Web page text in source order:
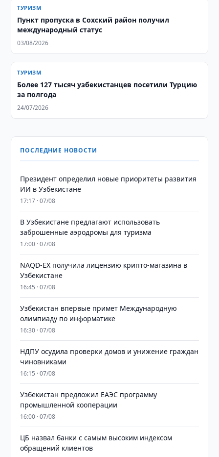
ТУРИЗМ
Пункт пропуска в Сохский район получил
международный статус
03/08/2026
ТУРИЗМ
Более 127 тысяч узбекистанцев посетили Турцию
за полгода
24/07/2026
ПОСЛЕДНИЕ НОВОСТИ
Президент определил новые приоритеты развития
ИИ в Узбекистане
17:17 · 07/08
В Узбекистане предлагают использовать
заброшенные аэродромы для туризма
17:00 · 07/08
NAQD-EX получила лицензию крипто-магазина в
Узбекистане
16:45 · 07/08
Узбекистан впервые примет Международную
олимпиаду по информатике
16:30 · 07/08
НДПУ осудила проверки домов и унижение граждан
чиновниками
16:15 · 07/08
Узбекистан предложил ЕАЭС программу
промышленной кооперации
16:00 · 07/08
ЦБ назвал банки с самым высоким индексом
обращений клиентов